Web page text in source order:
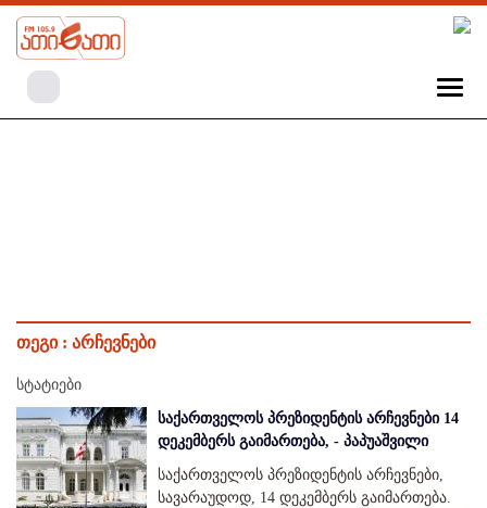
თეგი : არჩევნები
სტატიები
საქართველოს პრეზიდენტის არჩევნები 14
დეკემბერს გაიმართება, - პაპუაშვილი
საქართველოს პრეზიდენტის არჩევნები,
სავარაუდოდ, 14 დეკემბერს გაიმართება.